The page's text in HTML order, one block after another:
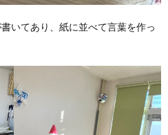
いてあり、紙に並べて言葉を作っ